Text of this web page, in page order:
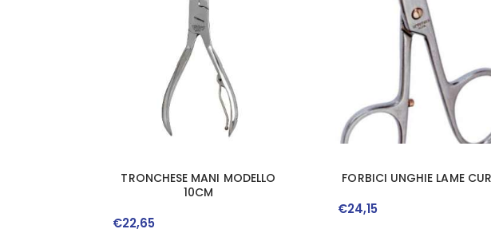
TRONCHESE MANI MODELLO
10CM
€22,65
FORBICI UNGHIE LAME
€24,15